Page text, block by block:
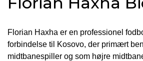
Florian Haxha er en professionel
forbindelse til Kosovo, der primært
midtbanespiller og som højre